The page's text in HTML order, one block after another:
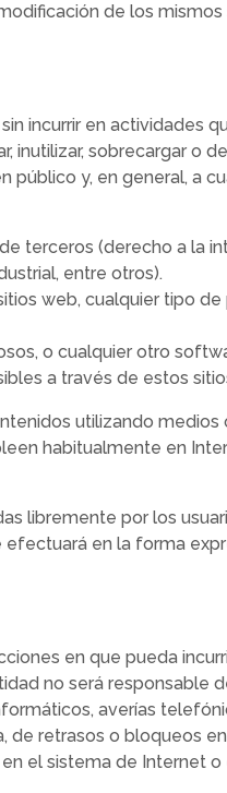
de los
incurrir en actividades
inutilizar, sobrecargar o
público y, en general, a
terceros (derecho a la
entre otros).
web, cualquier tipo
o cualquier otro
a través de estos
utilizando
habitualmente en
libremente por los
efectuará en la forma
en que pueda
no será responsable
averías
de retrasos o bloqueos
el sistema de Internet